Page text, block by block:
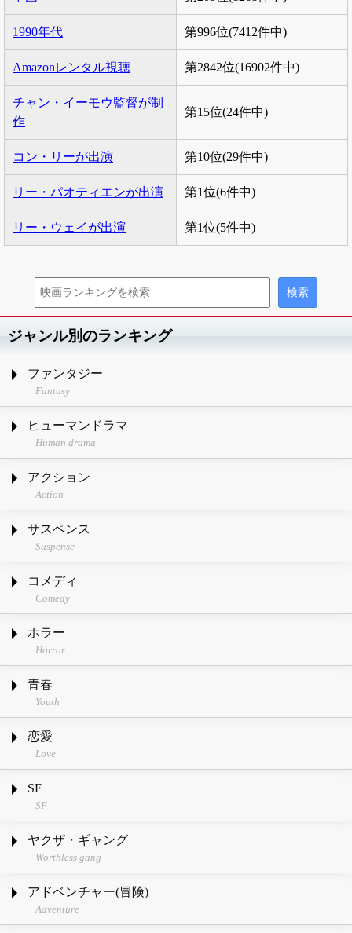
1990年代 第996位(7412件中)
Amazonレンタル視聴 第2842位(16902件中)
チャン・イーモウ監督が制
作
第15位(24件中)
コン・リーが出演 第10位(29件中)
リー・パオティエンが出演 第1位(6件中)
リー・ウェイが出演 第1位(5件中)
ジャンル別のランキング
ファンタジー
Fantasy
ヒューマンドラマ
Human drama
アクション
Action
サスペンス
Suspense
コメディ
Comedy
ホラー
Horror
青春
Youth
恋愛
Love
SF
SF
ヤクザ・ギャング
Worthless gang
アドベンチャー(冒険)
Adventure